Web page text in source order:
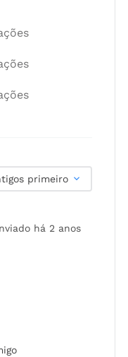
primeiro
há 2 anos